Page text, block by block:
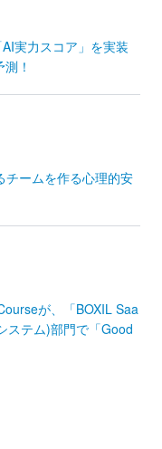
実力スコア」を実装
！
チームを作る心理的安
が、「BOXIL Saa
ステム)部門で「Good